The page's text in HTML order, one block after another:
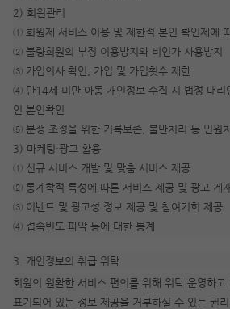
2) 회원관리
① 회원제 서비스 이용 및 제한적 본인 확인제에
② 불량회원의 부정 이용방지와 비인가 사용방지
③ 가입의사 확인, 가입 및 가입횟수 제한
④ 만14세 미만 아동 개인정보 수집 시 법정 대리
인 본인확인
⑤ 분쟁 조정을 위한 기록보존, 불만처리 등 민원
3) 마케팅·광고 활용
① 신규 서비스 개발 및 맞춤 서비스 제공
② 통계학적 특성에 따른 서비스 제공 및 광고 게
③ 이벤트 및 광고성 정보 제공 및 참여기회 제공
④ 접속빈도 파악 등에 대한 통계
3. 개인정보의 취급 위탁
회원의 원활한 서비스 편의를 위해 위탁 운영하고
표기되어 있는 정보 제공을 거부하실 수 있는 권